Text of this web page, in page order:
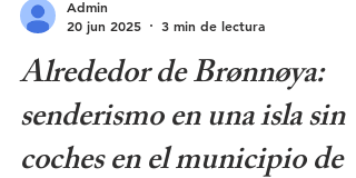
20 jun 2025
3 min de lectura